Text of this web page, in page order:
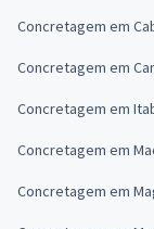
Concretagem em
Concretagem em
Concretagem em
Concretagem em
Concretagem em